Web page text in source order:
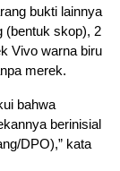
bukti lainnya
(bentuk skop), 2
Vivo warna biru
merek.
bahwa
berinisial
DPO),” kata